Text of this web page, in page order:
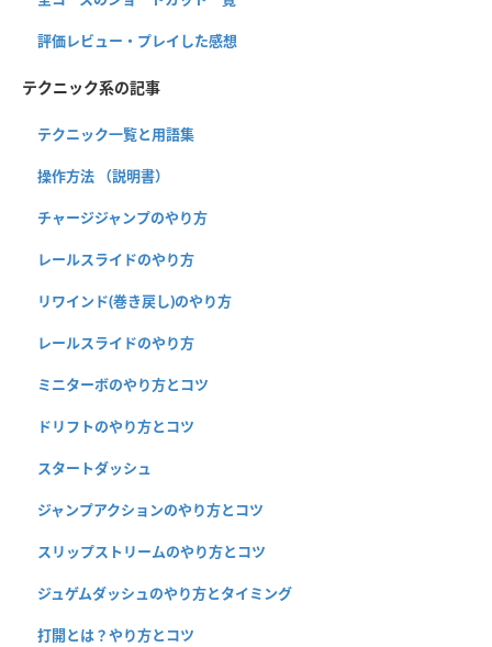
評価レビュー・プレイした感想
テクニック系の記事
テクニック一覧と用語集
操作方法 （説明書）
チャージジャンプのやり方
レールスライドのやり方
リワインド(巻き戻し)のやり方
レールスライドのやり方
ミニターボのやり方とコツ
ドリフトのやり方とコツ
スタートダッシュ
ジャンプアクションのやり方とコツ
スリップストリームのやり方とコツ
ジュゲムダッシュのやり方とタイミング
打開とは？やり方とコツ